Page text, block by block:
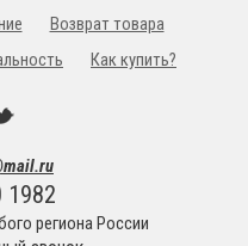
1982
региона России
Возврат товара
Как купить?